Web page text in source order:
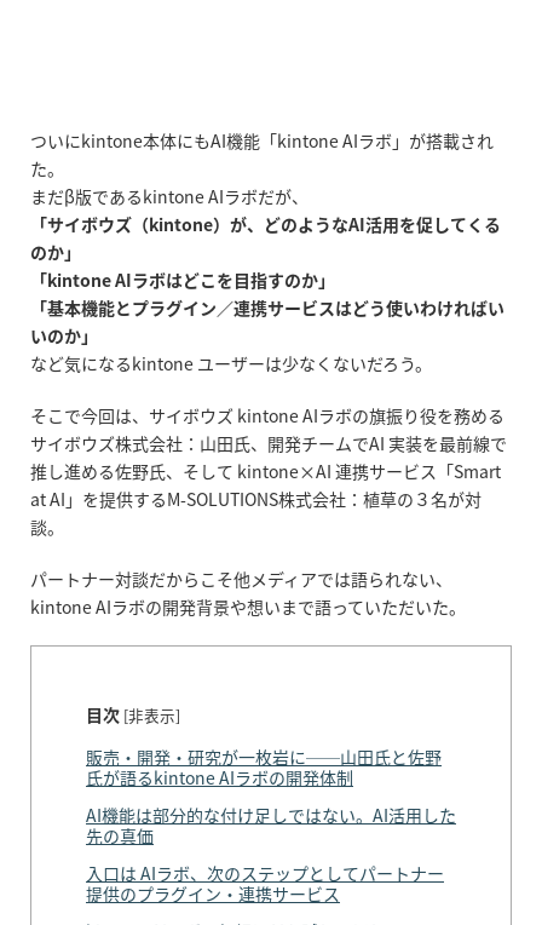
ついにkintone本体にもAI機能「kintone AIラボ」が搭載され
た。
まだβ版であるkintone AIラボだが、
「サイボウズ（kintone）が、どのようなAI活用を促してくる
のか」
「kintone AIラボはどこを目指すのか」
「基本機能とプラグイン／連携サービスはどう使いわければい
いのか」
など気になるkintone ユーザーは少なくないだろう。
そこで今回は、サイボウズ kintone AIラボの旗振り役を務める
サイボウズ株式会社：山田氏、開発チームでAI 実装を最前線で
推し進める佐野氏、そして kintone×AI 連携サービス「Smart
at AI 」を提供するM-SOLUTIONS株式会社：植草の３名が対
談。
パートナー対談だからこそ他メディアでは語られない、
kintone AIラボの開発背景や想いまで語っていただいた。
目次 [非表示]
販売・開発・研究が一枚岩に──山田氏と佐野
氏が語るkintone AIラボの開発体制
AI機能は部分的な付け足しではない。AI活用した
先の真価
入口は AIラボ、次のステップとしてパートナー
提供のプラグイン・連携サービス